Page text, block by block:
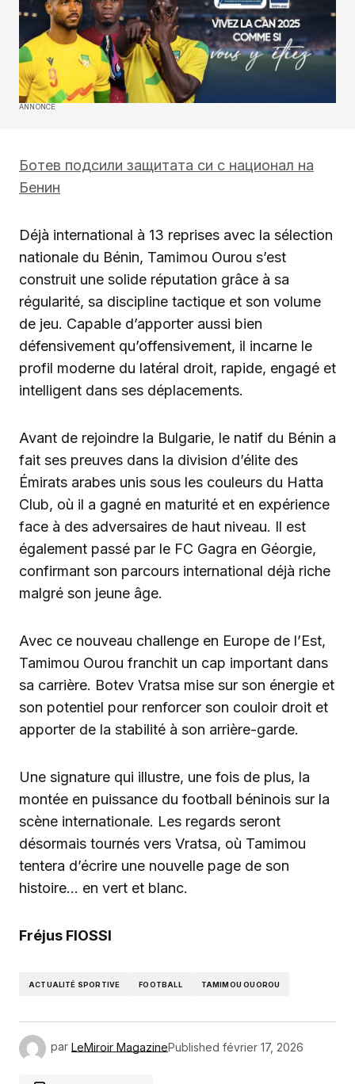
ANNONCE
Ботев подсили защитата си с национал на
Бенин
Déjà international à 13 reprises avec la sélection
nationale du Bénin, Tamimou Ourou s’est
construit une solide réputation grâce à sa
régularité, sa discipline tactique et son volume
de jeu. Capable d’apporter aussi bien
défensivement qu’offensivement, il incarne le
profil moderne du latéral droit, rapide, engagé et
intelligent dans ses déplacements.
Avant de rejoindre la Bulgarie, le natif du Bénin a
fait ses preuves dans la division d’élite des
Émirats arabes unis sous les couleurs du Hatta
Club, où il a gagné en maturité et en expérience
face à des adversaires de haut niveau. Il est
également passé par le FC Gagra en Géorgie,
confirmant son parcours international déjà riche
malgré son jeune âge.
Avec ce nouveau challenge en Europe de l’Est,
Tamimou Ourou franchit un cap important dans
sa carrière. Botev Vratsa mise sur son énergie et
son potentiel pour renforcer son couloir droit et
apporter de la stabilité à son arrière-garde.
Une signature qui illustre, une fois de plus, la
montée en puissance du football béninois sur la
scène internationale. Les regards seront
désormais tournés vers Vratsa, où Tamimou
tentera d’écrire une nouvelle page de son
histoire… en vert et blanc.
Fréjus FIOSSI
ACTUALITÉ SPORTIVE FOOTBALL TAMIMOU OUOROU
par LeMiroir MagazinePublished février 17, 2026